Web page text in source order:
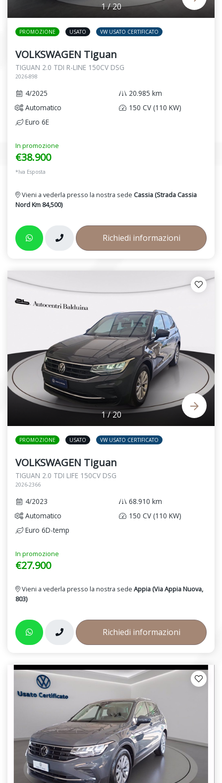
1/20
PROMOZIONE USATO VW USATO CERTIFICATO
VOLKSWAGEN Tiguan
TIGUAN 2.0 TDI R-LINE 150CV DSG
2026-898
4/2025
20.985 km
Automatico
150 CV (110 KW)
Euro 6E
In promozione
€38.900
*Iva Esposta
Vieni a vederla presso la nostra sede Cassia (Strada Cassia
Nord Km 84,500)
Richiedi informazioni
1/20
PROMOZIONE USATO VW USATO CERTIFICATO
VOLKSWAGEN Tiguan
TIGUAN 2.0 TDI LIFE 150CV DSG
2026-2366
4/2023
68.910 km
Automatico
150 CV (110 KW)
Euro 6D-temp
In promozione
€27.900
Vieni a vederla presso la nostra sede Appia (Via Appia Nuova,
803)
Richiedi informazioni